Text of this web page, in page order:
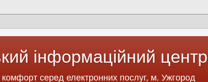
інформаційний центр
серед електронних послуг, м. Ужгород